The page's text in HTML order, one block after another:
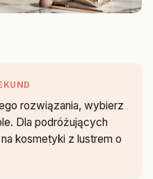
rozwiązania, wybierz
Dla podróżujących
kosmetyki z lustrem o